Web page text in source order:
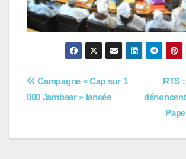
Navigation
l’article
RTS
Campagne « Cap sur 1
000 Jambaar » lancée